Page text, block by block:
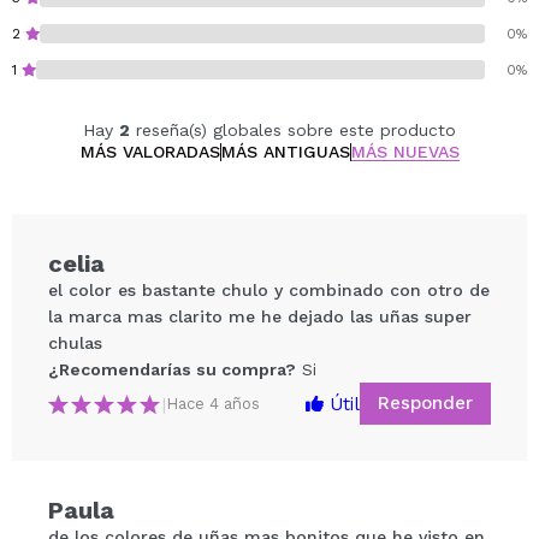
2 0%
1 0%
Hay 2 reseña(s) globales sobre este producto
MÁS VALORADASMÁS ANTIGUASMÁS NUEVAS
Tu vídeo podría ser el primero. Imagínatelo...
celia
el color es bastante chulo y combinado con otro de
la marca mas clarito me he dejado las uñas super
chulas
¿Recomendarías su compra? Si
| Hace 4 años Útil Responder
Paula